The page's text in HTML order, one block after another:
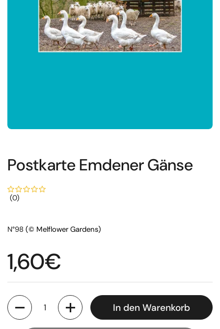
Postkarte Emdener Gänse
(0)
N°98 (© Melflower Gardens)
Regulärer Preis
1,60€
Anzahl
In den Warenkorb